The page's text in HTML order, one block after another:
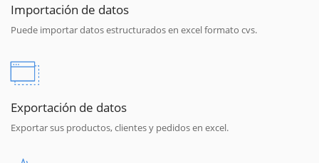
Importación de datos
Puede importar datos estructurados en excel formato cvs.
Exportación de datos
Exportar sus productos, clientes y pedidos en excel.